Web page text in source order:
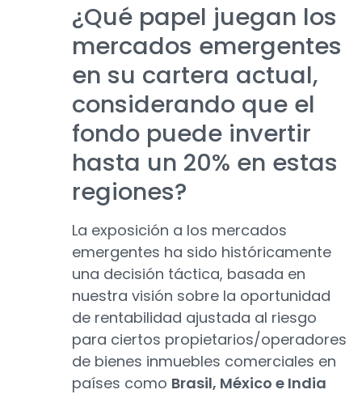
¿Qué papel juegan los
mercados emergentes
en su cartera actual,
considerando que el
fondo puede invertir
hasta un 20% en estas
regiones?
La exposición a los mercados
emergentes ha sido históricamente
una decisión táctica, basada en
nuestra visión sobre la oportunidad
de rentabilidad ajustada al riesgo
para ciertos propietarios/operadores
de bienes inmuebles comerciales en
países como Brasil, México e India